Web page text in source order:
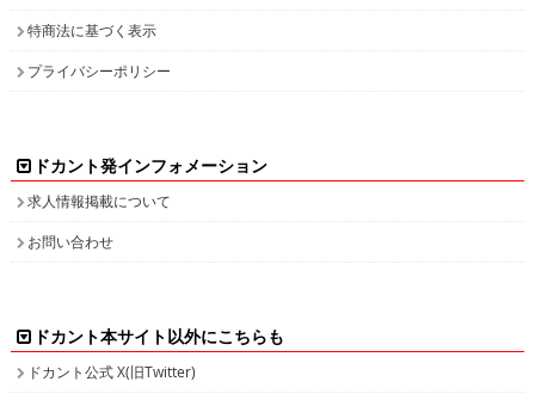
特商法に基づく表示
プライバシーポリシー
ドカント発インフォメーション
求人情報掲載について
お問い合わせ
ドカント本サイト以外にこちらも
ドカント公式 X(旧Twitter)